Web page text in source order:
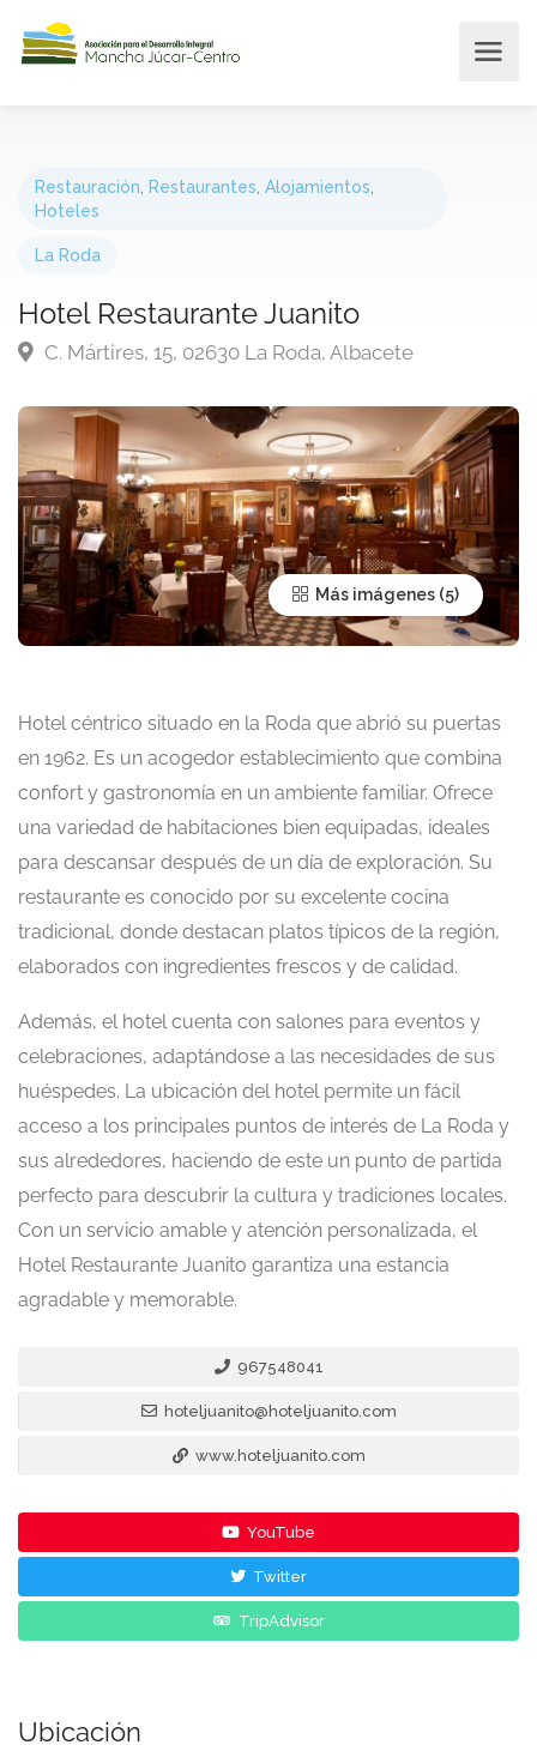
Restauración Restaurantes Alojamientos
Hoteles
La Roda
Hotel Restaurante Juanito
C. Mártires, 15, 02630 La Roda, Albacete
Más imágenes
Hotel céntrico situado en la Roda que abrió su puertas
en 1962. Es un acogedor establecimiento que combina
confort y gastronomía en un ambiente familiar. Ofrece
una variedad de habitaciones bien equipadas, ideales
para descansar después de un día de exploración. Su
restaurante es conocido por su excelente cocina
tradicional, donde destacan platos típicos de la región,
elaborados con ingredientes frescos y de calidad.
Además, el hotel cuenta con salones para eventos y
celebraciones, adaptándose a las necesidades de sus
huéspedes. La ubicación del hotel permite un fácil
acceso a los principales puntos de interés de La Roda y
sus alrededores, haciendo de este un punto de partida
perfecto para descubrir la cultura y tradiciones locales.
Con un servicio amable y atención personalizada, el
Hotel Restaurante Juanito garantiza una estancia
agradable y memorable.
967548041
hoteljuanito@hoteljuanito.com
www.hoteljuanito.com
YouTube
Twitter
TripAdvisor
Ubicación